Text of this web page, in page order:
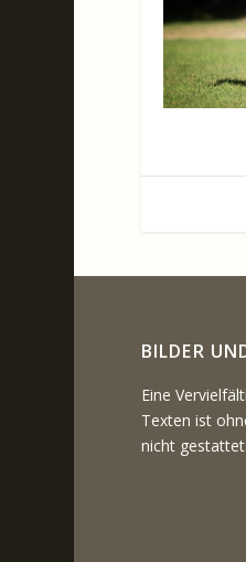
BILDER
Eine
Texten ist
nicht gestattet.